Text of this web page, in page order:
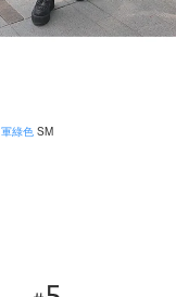
軍綠色 SM